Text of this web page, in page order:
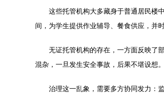
这些托管机构大多藏身于普通居民楼
间，为学生提供作业辅导、餐食供应，并
无证托管机构的存在，一方面反映了
混杂，一旦发生安全事故，后果不堪设想
治理这一乱象，需要多方协同发力：